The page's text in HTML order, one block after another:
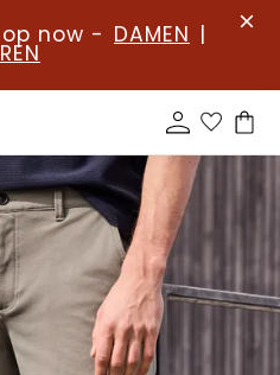
now - DAMEN |